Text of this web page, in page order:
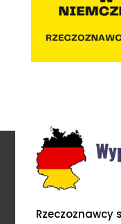
Rzeczoznawcy